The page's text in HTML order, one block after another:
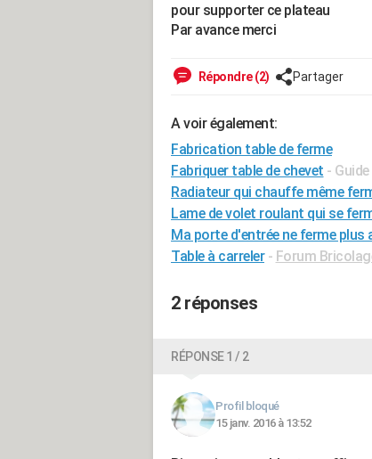
pour supporter ce plateau
Par avance merci
Répondre (2) Partager
A voir également:
Fabrication table de ferme
Fabriquer table de chevet - Guide
Radiateur qui chauffe même
Lame de volet roulant qui se
Ma porte d'entrée ne ferme plus
Table à carreler - Forum
2 réponses
RÉPONSE 1 / 2
Profil bloqué
15 janv. 2016 à 13:52